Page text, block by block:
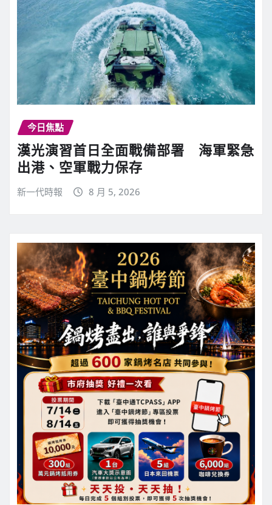
今日焦點
漢光演習首日全面戰備部署 海軍緊急
出港、空軍戰力保存
新一代時報 8 月 5, 2026